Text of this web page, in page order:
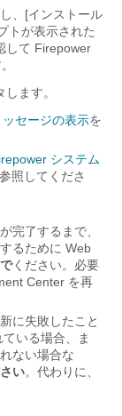
、[インストール
トが表示された
して Firepower
ます。
ッセージの表示を
システム
照してくださ
完了するまで、
るために Web
ください。必要
Center を再
に失敗したこと
いる場合、ま
ない場合な
い。代わりに、